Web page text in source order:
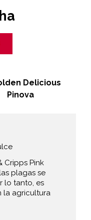
Cripps Pink
plagas se
lo tanto, es
la agricultura
Delicious
Pinova